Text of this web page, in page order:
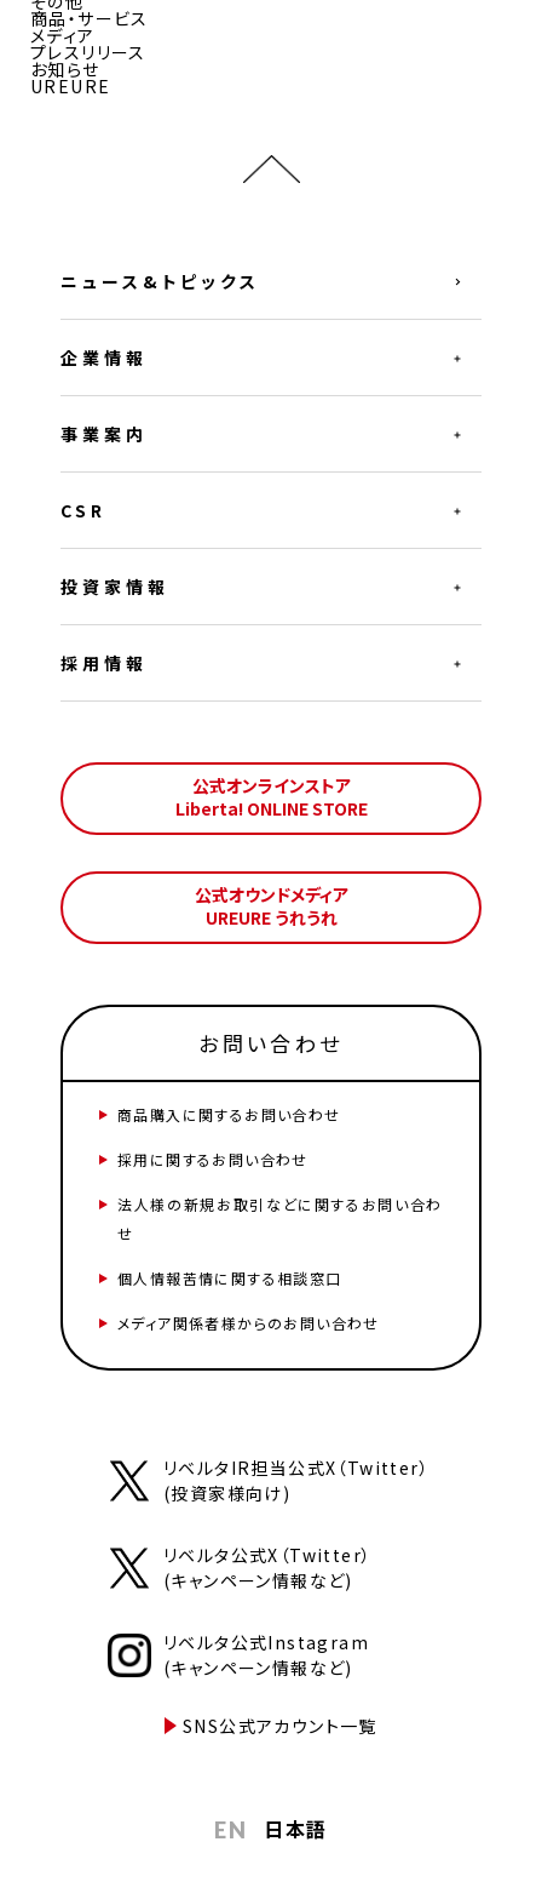
商品・サービス
メディア
プレスリリース
お知らせ
UREURE
ニュース&トピックス
企業情報
事業案内
CSR
投資家情報
採用情報
公式オンラインストア
Liberta! ONLINE STORE
公式オウンドメディア
UREURE うれうれ
お問い合わせ
商品購入に関するお問い合わせ
採用に関するお問い合わせ
法人様の新規お取引などに関するお問い合わ
せ
個人情報苦情に関する相談窓口
メディア関係者様からのお問い合わせ
リベルタIR担当公式X（Twitter）
(投資家様向け)
リベルタ公式X（Twitter）
(キャンペーン情報など)
リベルタ公式Instagram
(キャンペーン情報など)
SNS公式アカウント一覧
EN 日本語